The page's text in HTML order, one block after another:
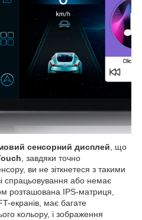
сенсорний дисплей , що
, завдяки точно
ви не зіткнетеся з такими
спрацьовування або немає
розташована IPS-матриця,
екранів, має багате
кольору, і зображення